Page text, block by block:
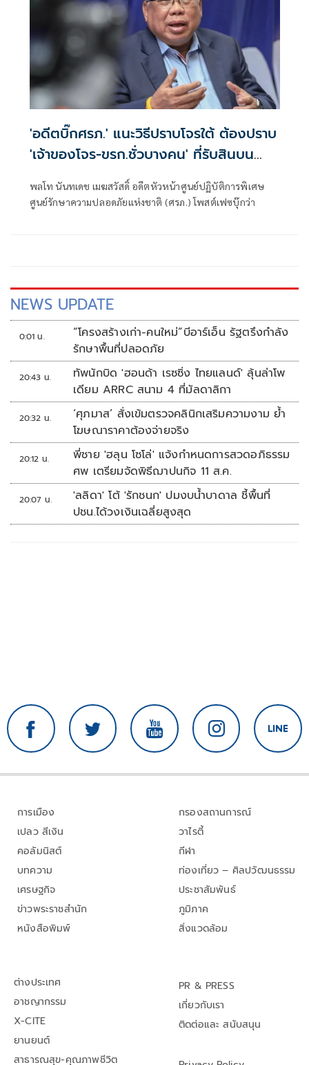
'อดีตบิ๊กศรภ.' แนะวิธีปราบโจรใต้ ต้องปราบ
'เจ้าของโจร-ขรก.ชั่วบางคน' ที่รับสินบน
พลโท นันทเดช เมฆสวัสดิ์ อดีตหัวหน้าศูนย์ปฏิบัติการพิเศษ
ศูนย์รักษาความปลอดภัยแห่งชาติ (ศรภ.) โพสต์เฟซบุ๊กว่า
NEWS UPDATE
0:01 น.
“โครงสร้างเก่า-คนใหม่”บีอาร์เอ็น รัฐตรึงกำลัง
รักษาพื้นที่ปลอดภัย
20:43 น.
ทัพนักบิด 'ฮอนด้า เรซซิ่ง ไทยแลนด์' ลุ้นล่าโพ
เดียม ARRC สนาม 4 ที่มัลดาลิกา
20:32 น.
‘ศุภมาส’ สั่งเข้มตรวจคลินิกเสริมความงาม ย้ำ
โฆษณาราคาต้องจ่ายจริง
20:12 น.
พี่ชาย 'ฮลุน โซโล่' แจ้งกำหนดการสวดอภิธรรม
ศพ เตรียมจัดพิธีฌาปนกิจ 11 ส.ค.
20:07 น.
'ลลิดา' โต้ 'รักชนก' ปมงบน้ำบาดาล ชี้พื้นที่
ปชน.ได้วงเงินเฉลี่ยสูงสุด
การเมือง
เปลว สีเงิน
คอลัมนิสต์
บทความ
เศรษฐกิจ
ข่าวพระราชสำนัก
หนังสือพิมพ์
กรองสถานการณ์
วาไรตี้
กีฬา
ท่องเที่ยว – ศิลปวัฒนธรรม
ประชาสัมพันธ์
ภูมิภาค
สิ่งแวดล้อม
ต่างประเทศ
อาชญากรรม
X-CITE
ยานยนต์
สาธารณสุข-คุณภาพชีวิต
PR & PRESS
เกี่ยวกับเรา
ติดต่อและ สนับสนุน